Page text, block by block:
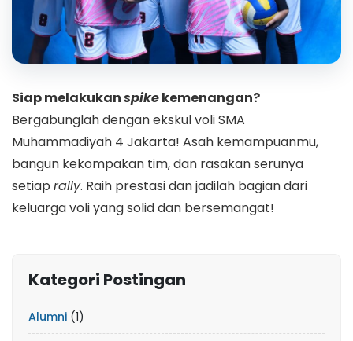
Siap melakukanspikekemenangan?
Bergabunglah dengan ekskul voli SMA
Muhammadiyah 4 Jakarta! Asah kemampuanmu,
bangun kekompakan tim, dan rasakan serunya
setiap rally. Raih prestasi dan jadilah bagian dari
keluarga voli yang solid dan bersemangat!
Kategori Postingan
Alumni (1)